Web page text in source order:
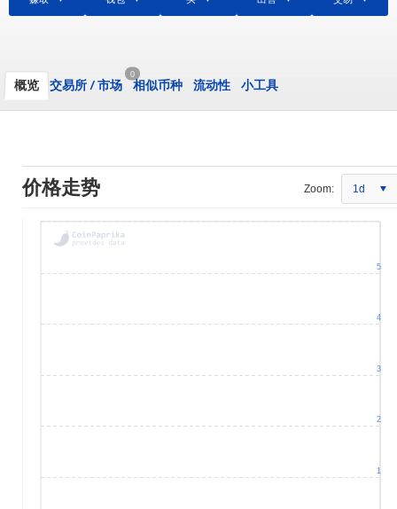
概览 交易所 /市场
0
相似币种 流动性 小工具
价格走势 Zoom: 1d
1
2
3
4
5